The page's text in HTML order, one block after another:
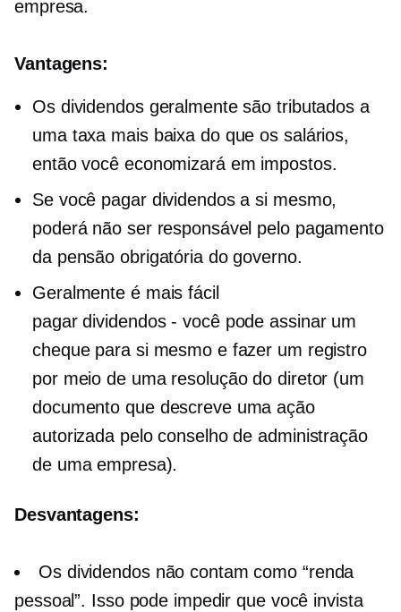
empresa.
Vantagens:
Os dividendos geralmente são tributados a
uma taxa mais baixa do que os salários,
então você economizará em impostos.
Se você pagar dividendos a si mesmo,
poderá não ser responsável pelo pagamento
da pensão obrigatória do governo.
Geralmente é mais fácil
pagardividendos - vocêpode assinar um
cheque para si mesmo e fazer um registro
por meio de uma resolução do diretor (um
documento que descreve uma ação
autorizada pelo conselho de administração
de uma empresa).
Desvantagens:
Os dividendos não contam como “renda
pessoal”. Isso pode impedir que você invista